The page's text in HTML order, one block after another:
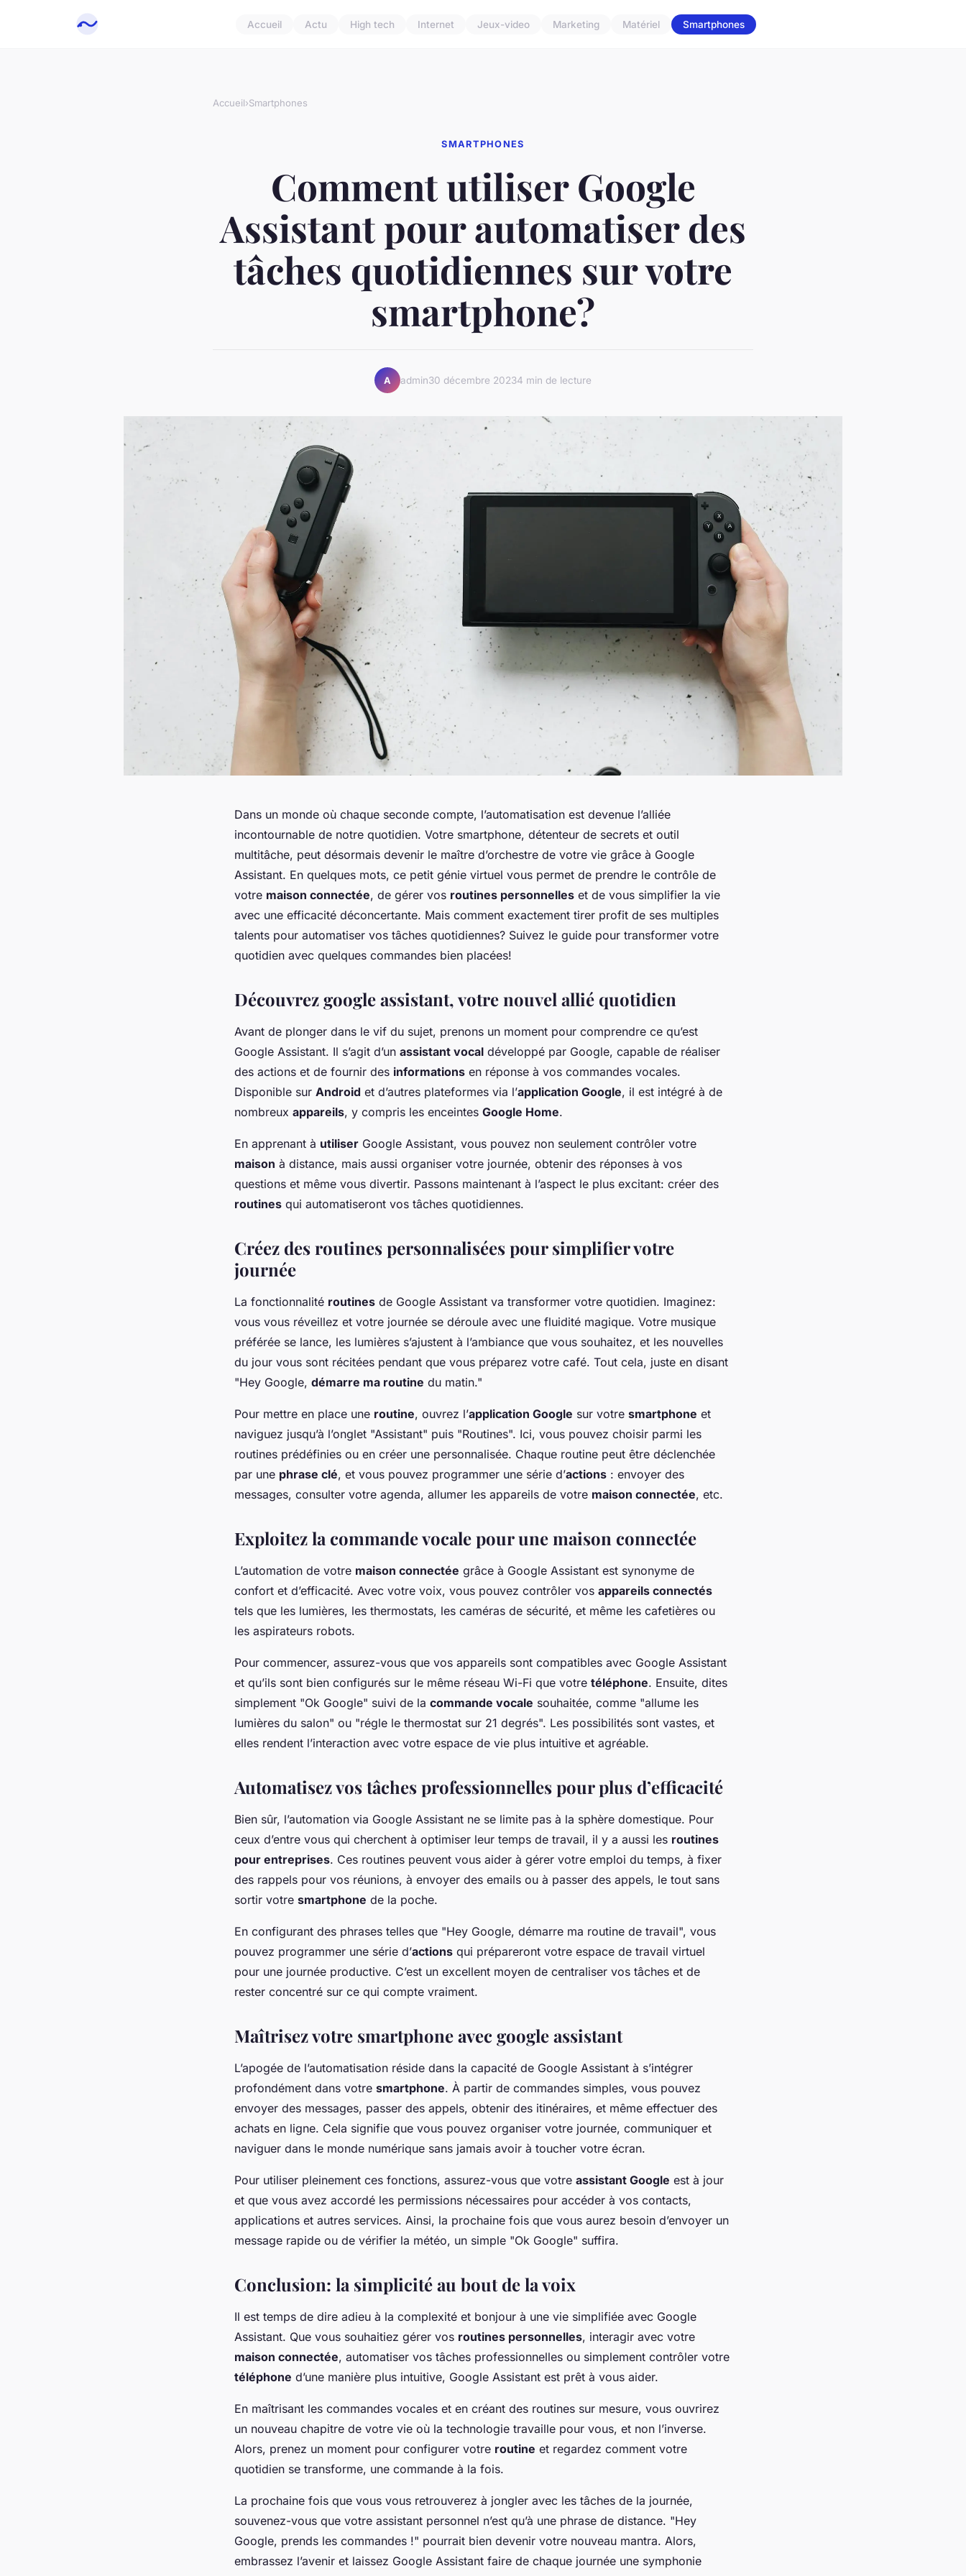
Accueil Actu High tech Internet Jeux-video Marketing Matériel Smartphones
Accueil›Smartphones
SMARTPHONES
Comment utiliser Google
Assistant pour automatiser des
tâches quotidiennes sur votre
smartphone?
A admin30 décembre 20234 min de lecture
Dans un monde où chaque seconde compte, l’automatisation est devenue l’alliée
incontournable de notre quotidien. Votre smartphone, détenteur de secrets et outil
multitâche, peut désormais devenir le maître d’orchestre de votre vie grâce à Google
Assistant. En quelques mots, ce petit génie virtuel vous permet de prendre le contrôle de
votre maison connectée, de gérer vos routines personnelles et de vous simplifier la vie
avec une efficacité déconcertante. Mais comment exactement tirer profit de ses multiples
talents pour automatiser vos tâches quotidiennes? Suivez le guide pour transformer votre
quotidien avec quelques commandes bien placées!
Découvrez google assistant, votre nouvel allié quotidien
Avant de plonger dans le vif du sujet, prenons un moment pour comprendre ce qu’est
Google Assistant. Il s’agit d’un assistant vocal développé par Google, capable de réaliser
des actions et de fournir des informations en réponse à vos commandes vocales.
Disponible sur Android et d’autres plateformes via l’application Google, il est intégré à de
nombreux appareils, y compris les enceintes Google Home.
En apprenant à utiliser Google Assistant, vous pouvez non seulement contrôler votre
maison à distance, mais aussi organiser votre journée, obtenir des réponses à vos
questions et même vous divertir. Passons maintenant à l’aspect le plus excitant: créer des
routines qui automatiseront vos tâches quotidiennes.
Créez des routines personnalisées pour simplifier votre
journée
La fonctionnalité routines de Google Assistant va transformer votre quotidien. Imaginez:
vous vous réveillez et votre journée se déroule avec une fluidité magique. Votre musique
préférée se lance, les lumières s’ajustent à l’ambiance que vous souhaitez, et les nouvelles
du jour vous sont récitées pendant que vous préparez votre café. Tout cela, juste en disant
"Hey Google, démarre ma routine du matin."
Pour mettre en place une routine, ouvrez l’application Google sur votre smartphone et
naviguez jusqu’à l’onglet "Assistant" puis "Routines". Ici, vous pouvez choisir parmi les
routines prédéfinies ou en créer une personnalisée. Chaque routine peut être déclenchée
par une phrase clé, et vous pouvez programmer une série d’actions : envoyer des
messages, consulter votre agenda, allumer les appareils de votre maison connectée, etc.
Exploitez la commande vocale pour une maison connectée
L’automation de votre maison connectée grâce à Google Assistant est synonyme de
confort et d’efficacité. Avec votre voix, vous pouvez contrôler vos appareils connectés
tels que les lumières, les thermostats, les caméras de sécurité, et même les cafetières ou
les aspirateurs robots.
Pour commencer, assurez-vous que vos appareils sont compatibles avec Google Assistant
et qu’ils sont bien configurés sur le même réseau Wi-Fi que votre téléphone. Ensuite, dites
simplement "Ok Google" suivi de la commande vocale souhaitée, comme "allume les
lumières du salon" ou "régle le thermostat sur 21 degrés". Les possibilités sont vastes, et
elles rendent l’interaction avec votre espace de vie plus intuitive et agréable.
Automatisez vos tâches professionnelles pour plus d’efficacité
Bien sûr, l’automation via Google Assistant ne se limite pas à la sphère domestique. Pour
ceux d’entre vous qui cherchent à optimiser leur temps de travail, il y a aussi les routines
pour entreprises. Ces routines peuvent vous aider à gérer votre emploi du temps, à fixer
des rappels pour vos réunions, à envoyer des emails ou à passer des appels, le tout sans
sortir votre smartphone de la poche.
En configurant des phrases telles que "Hey Google, démarre ma routine de travail", vous
pouvez programmer une série d’actions qui prépareront votre espace de travail virtuel
pour une journée productive. C’est un excellent moyen de centraliser vos tâches et de
rester concentré sur ce qui compte vraiment.
Maîtrisez votre smartphone avec google assistant
L’apogée de l’automatisation réside dans la capacité de Google Assistant à s’intégrer
profondément dans votre smartphone. À partir de commandes simples, vous pouvez
envoyer des messages, passer des appels, obtenir des itinéraires, et même effectuer des
achats en ligne. Cela signifie que vous pouvez organiser votre journée, communiquer et
naviguer dans le monde numérique sans jamais avoir à toucher votre écran.
Pour utiliser pleinement ces fonctions, assurez-vous que votre assistant Google est à jour
et que vous avez accordé les permissions nécessaires pour accéder à vos contacts,
applications et autres services. Ainsi, la prochaine fois que vous aurez besoin d’envoyer un
message rapide ou de vérifier la météo, un simple "Ok Google" suffira.
Conclusion: la simplicité au bout de la voix
Il est temps de dire adieu à la complexité et bonjour à une vie simplifiée avec Google
Assistant. Que vous souhaitiez gérer vos routines personnelles, interagir avec votre
maison connectée, automatiser vos tâches professionnelles ou simplement contrôler votre
téléphone d’une manière plus intuitive, Google Assistant est prêt à vous aider.
En maîtrisant les commandes vocales et en créant des routines sur mesure, vous ouvrirez
un nouveau chapitre de votre vie où la technologie travaille pour vous, et non l’inverse.
Alors, prenez un moment pour configurer votre routine et regardez comment votre
quotidien se transforme, une commande à la fois.
La prochaine fois que vous vous retrouverez à jongler avec les tâches de la journée,
souvenez-vous que votre assistant personnel n’est qu’à une phrase de distance. "Hey
Google, prends les commandes !" pourrait bien devenir votre nouveau mantra. Alors,
embrassez l’avenir et laissez Google Assistant faire de chaque journée une symphonie